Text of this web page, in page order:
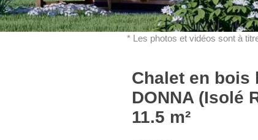
* Les photos et vidéos sont à
Chalet en bois
DONNA (Isolé
11.5 m²